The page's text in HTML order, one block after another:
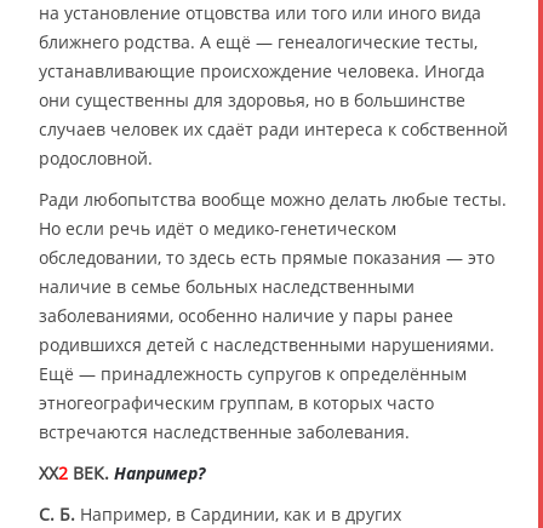
на установление отцовства или того или иного вида
ближнего родства. А ещё — генеалогические тесты,
устанавливающие происхождение человека. Иногда
они существенны для здоровья, но в большинстве
случаев человек их сдаёт ради интереса к собственной
родословной.
Ради любопытства вообще можно делать любые тесты.
Но если речь идёт о медико-генетическом
обследовании, то здесь есть прямые показания — это
наличие в семье больных наследственными
заболеваниями, особенно наличие у пары ранее
родившихся детей с наследственными нарушениями.
Ещё — принадлежность супругов к определённым
этногеографическим группам, в которых часто
встречаются наследственные заболевания.
XX2 ВЕК. Например?
С. Б. Например, в Сардинии, как и в других